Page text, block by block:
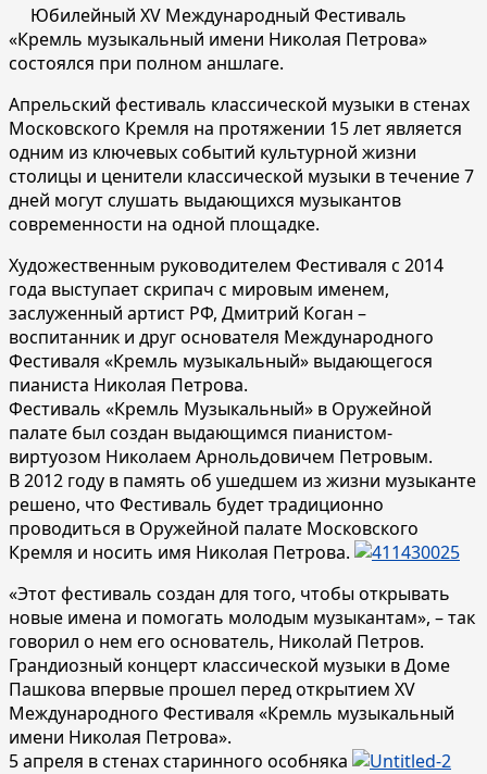
Юбилейный XV Международный Фестиваль
«Кремль музыкальный имени Николая Петрова»
состоялся при полном аншлаге.
Апрельский фестиваль классической музыки в стенах
Московского Кремля на протяжении 15 лет является
одним из ключевых событий культурной жизни
столицы и ценители классической музыки в течение 7
дней могут слушать выдающихся музыкантов
современности на одной площадке.
Художественным руководителем Фестиваля с 2014
года выступает скрипач с мировым именем,
заслуженный артист РФ, Дмитрий Коган –
воспитанник и друг основателя Международного
Фестиваля «Кремль музыкальный» выдающегося
пианиста Николая Петрова.
Фестиваль «Кремль Музыкальный» в Оружейной
палате был создан выдающимся пианистом-
виртуозом Николаем Арнольдовичем Петровым.
В 2012 году в память об ушедшем из жизни музыканте
решено, что Фестиваль будет традиционно
проводиться в Оружейной палате Московского
Кремля и носить имя Николая Петрова.
«Этот фестиваль создан для того, чтобы открывать
новые имена и помогать молодым музыкантам», – так
говорил о нем его основатель, Николай Петров.
Грандиозный концерт классической музыки в Доме
Пашкова впервые прошел перед открытием XV
Международного Фестиваля «Кремль музыкальный
имени Николая Петрова».
5 апреля в стенах старинного особняка